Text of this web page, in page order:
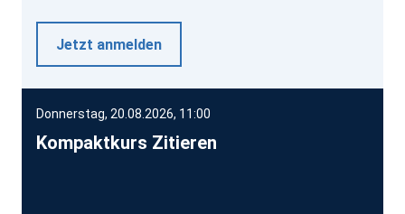
Jetzt anmelden
Donnerstag, 20.08.2026, 11:00
Kompaktkurs Zitieren